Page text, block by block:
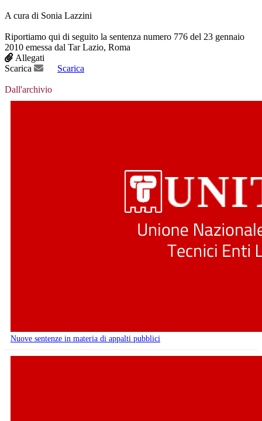
A cura di Sonia Lazzini
Riportiamo qui di seguito la sentenza numero 776 del 23 gennaio
2010 emessa dal Tar Lazio, Roma
Allegati
Scarica
Scarica
Dall'archivio
Nuove sentenze in materia di appalti pubblici